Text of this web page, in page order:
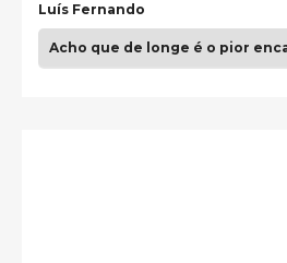
Luís Fernando
Acho que de longe é o pior